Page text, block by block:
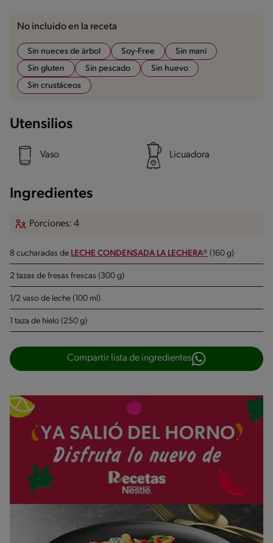
No incluido en la receta
Sin nueces de árbol Soy-Free
Sin maní
Sin gluten
Sin pescado
Sin huevo
Sin crustáceos
Utensilios
Vaso Licuadora
Ingredientes
Porciones: 4
8 cucharadas de LECHE CONDENSADA LA LECHERA® (160 g)
2 tazas de fresas frescas (300 g)
1/2 vaso de leche (100 ml)
1 taza de hielo (250 g)
Compartir lista de ingredientes